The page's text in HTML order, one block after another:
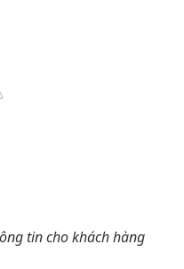
tin cho khách hàng